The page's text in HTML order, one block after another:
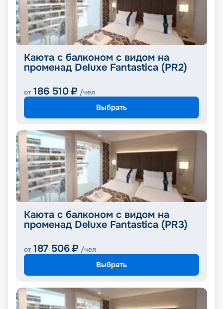
Каюта с балконом с видом на
променад Deluxe Fantastica (PR2)
от 186 510 ₽ /чел
Выбрать
Каюта с балконом с видом на
променад Deluxe Fantastica (PR3)
от 187 506 ₽ /чел
Выбрать